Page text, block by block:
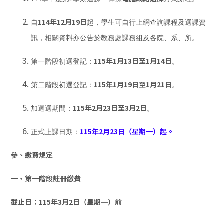
自 114年12月19日 起，學生可自行上網查詢課程及選課資
訊，相關資料亦公告於教務處課務組及各院、系、所。
第一階段初選登記： 115年1月13日至1月14日 。
第二階段初選登記： 115年1月19日至1月21日 。
加退選期間： 115年2月23日至3月2日 。
正式上課日期： 115年2月23日（星期一）起。
參、繳費規定
一、第一階段註冊繳費
截止日：115年3月2日（星期一）前